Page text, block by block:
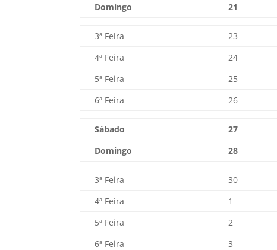
Domingo
21
3ª Feira 23
4ª Feira
24
5ª Feira
25
6ª Feira
26
Sábado 27
Domingo
28
3ª Feira 30
4ª Feira
1
5ª Feira
2
6ª Feira
3